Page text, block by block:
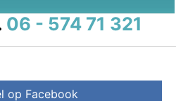
06 - 574 71 321
op Facebook